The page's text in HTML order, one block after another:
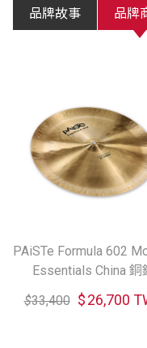
品牌故事 品牌
PAiSTe Formula 602
Essentials China 銅
(18"/22")
$33,400 $26,700